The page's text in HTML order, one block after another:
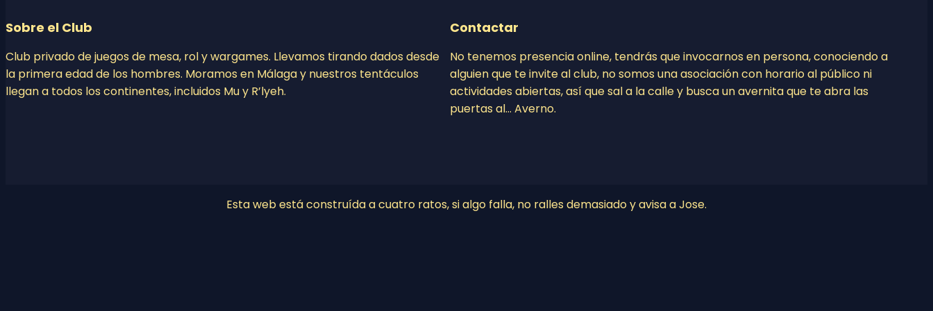
Sobre el Club
Club privado de juegos de mesa, rol y wargames. Llevamos tirando dados desde
la primera edad de los hombres. Moramos en Málaga y nuestros tentáculos
llegan a todos los continentes, incluidos Mu y R’lyeh.
Contactar
No tenemos presencia online, tendrás que invocarnos en persona, conociendo a
alguien que te invite al club, no somos una asociación con horario al público ni
actividades abiertas, así que sal a la calle y busca un avernita que te abra las
puertas al… Averno.
Esta web está construída a cuatro ratos, si algo falla, no ralles demasiado y avisa a Jose.